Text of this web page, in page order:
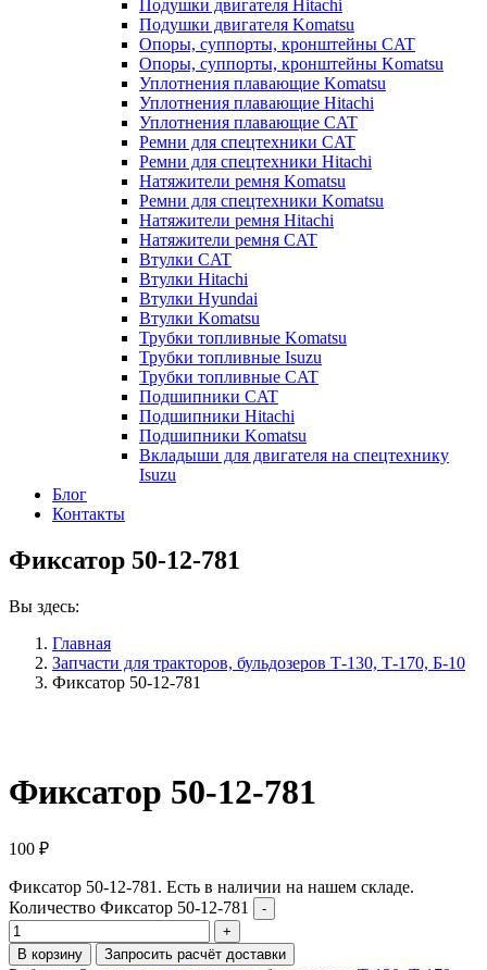
Подушки двигателя Hitachi
Подушки двигателя Komatsu
Опоры, суппорты, кронштейны CAT
Опоры, суппорты, кронштейны Komatsu
Уплотнения плавающие Komatsu
Уплотнения плавающие Hitachi
Уплотнения плавающие CAT
Ремни для спецтехники CAT
Ремни для спецтехники Hitachi
Натяжители ремня Komatsu
Ремни для спецтехники Komatsu
Натяжители ремня Hitachi
Натяжители ремня CAT
Втулки CAT
Втулки Hitachi
Втулки Hyundai
Втулки Komatsu
Трубки топливные Komatsu
Трубки топливные Isuzu
Трубки топливные CAT
Подшипники CAT
Подшипники Hitachi
Подшипники Komatsu
Вкладыши для двигателя на спецтехнику
Isuzu
Блог
Контакты
Фиксатор 50-12-781
Вы здесь:
Главная
Запчасти для тракторов, бульдозеров Т-130, Т-170, Б-10
Фиксатор 50-12-781
Фиксатор 50-12-781
100 ₽
Фиксатор 50-12-781. Есть в наличии на нашем складе.
Количество Фиксатор 50-12-781
В корзину Запросить расчёт доставки